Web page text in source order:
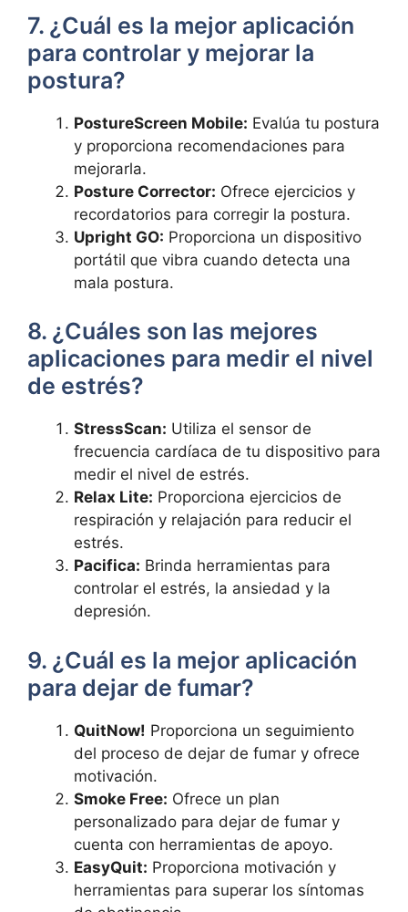
7. ¿Cuál es la mejor aplicación
para controlar y mejorar la
postura?
PostureScreen Mobile: Evalúa tu postura
y proporciona recomendaciones para
mejorarla.
Posture Corrector: Ofrece ejercicios y
recordatorios para corregir la postura.
Upright GO: Proporciona un dispositivo
portátil que vibra cuando detecta una
mala postura.
8. ¿Cuáles son las mejores
aplicaciones para medir el nivel
de estrés?
StressScan: Utiliza el sensor de
frecuencia cardíaca de tu dispositivo para
medir el nivel de estrés.
Relax Lite: Proporciona ejercicios de
respiración y relajación para reducir el
estrés.
Pacifica: Brinda herramientas para
controlar el estrés, la ansiedad y la
depresión.
9. ¿Cuál es la mejor aplicación
para dejar de fumar?
QuitNow! Proporciona un seguimiento
del proceso de dejar de fumar y ofrece
motivación.
Smoke Free: Ofrece un plan
personalizado para dejar de fumar y
cuenta con herramientas de apoyo.
EasyQuit: Proporciona motivación y
herramientas para superar los síntomas